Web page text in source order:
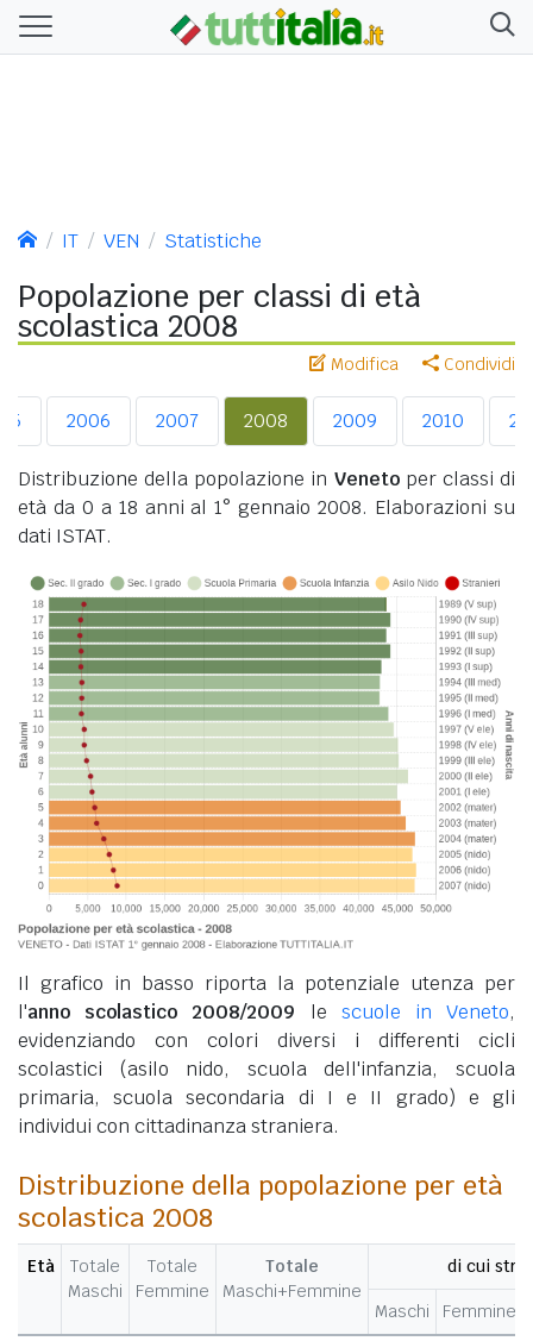
IT VEN Statistiche
Popolazione per classi di età
scolastica 2008
Modifica Condividi
2006 2007 2008 2009 2010
Distribuzione della popolazione in Venetoper classi di
età da 0 a 18 anni al 1° gennaio 2008. Elaborazioni su
dati ISTAT.
Il grafico in basso riporta la potenziale utenza per
l'anno scolastico 2008/2009 le scuole in Veneto,
evidenziando con colori diversi i differenti cicli
scolastici (asilo nido, scuola dell'infanzia, scuola
primaria, scuola secondaria di I e II grado) e gli
individui con cittadinanza straniera.
Distribuzione della popolazione per età
scolastica 2008
Età
Totale
Maschi
Totale
Femmine
Totale
Maschi+Femmine
di cui
Maschi
Femmine